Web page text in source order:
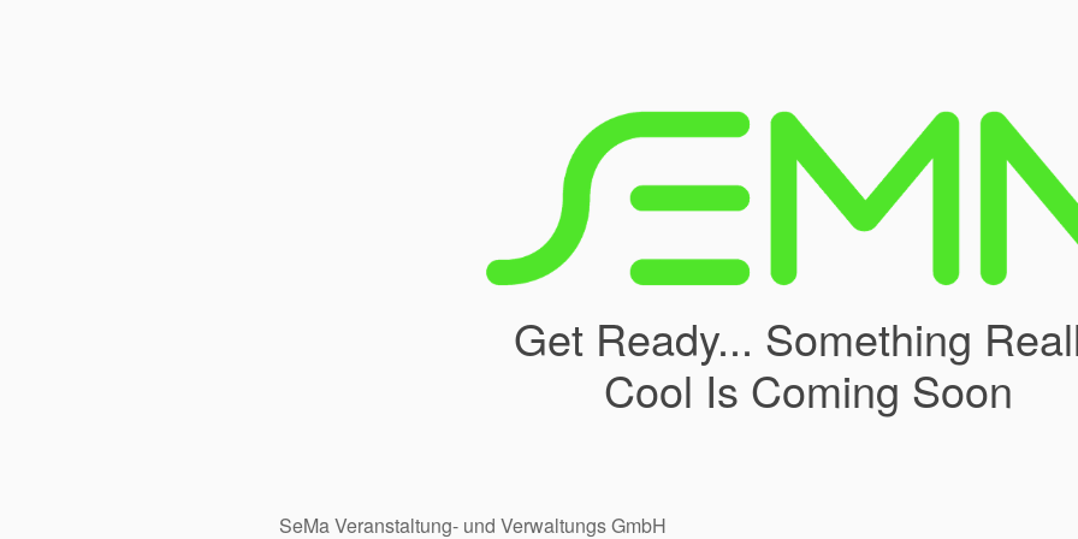
Get Ready... Something
Cool Is Coming Soon
SeMa Veranstaltung- und Verwaltungs GmbH